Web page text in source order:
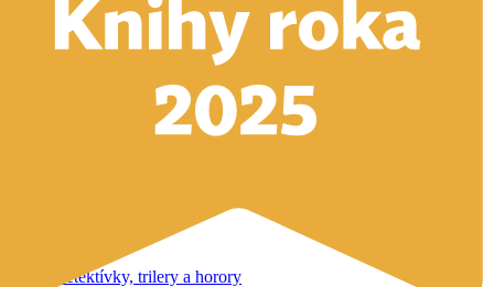
Detektívky, trilery a horory